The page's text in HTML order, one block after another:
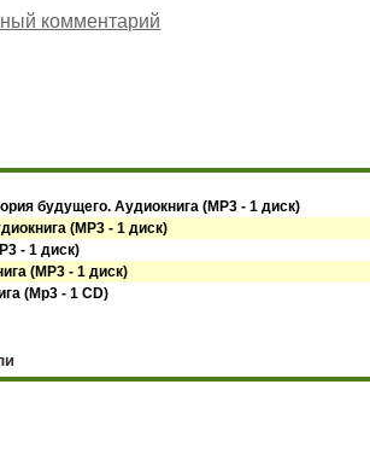
комментарий
будущего. Аудиокнига (MP3 - 1 диск)
(MP3 - 1 диск)
- 1 диск)
(MP3 - 1 диск)
(Mp3 - 1 CD)